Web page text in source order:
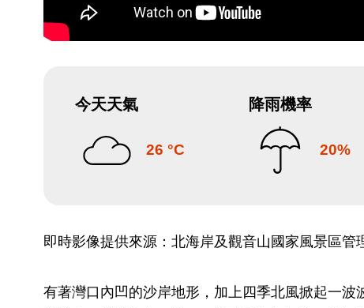
今天天氣
26 °C
降雨機率
20%
即時影像提供來源：北海岸及觀音山國家風景區管
有著灣口內凹的沙岸地形，加上四季北風掀起一波